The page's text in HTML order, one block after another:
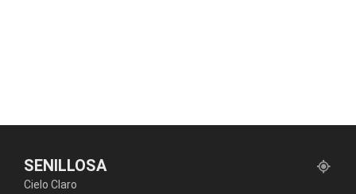
SENILLOSA
Cielo Claro